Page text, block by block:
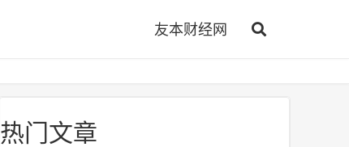
友本财经网
热门文章